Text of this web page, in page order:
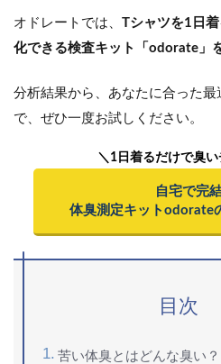
オドレートでは、 Tシャツを1日
化できる検査キット「odorate」
分析結果から、あなたに合った
で、ぜひ一度お試しください。
＼1日着るだけで臭
自宅で完
体臭測定キットodorate
目次
苦い体臭とはどんな臭い？